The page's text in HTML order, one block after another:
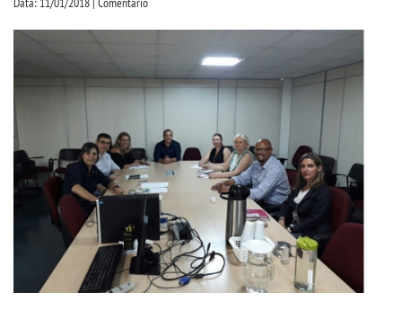
PROUNI
ACOMPANHAMENTO EGRESSO
BACHARELADOS
LICENCIATURAS
TECNOLÓGICOS